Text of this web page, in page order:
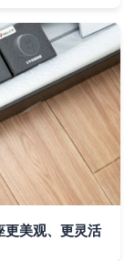
更美观、更灵活